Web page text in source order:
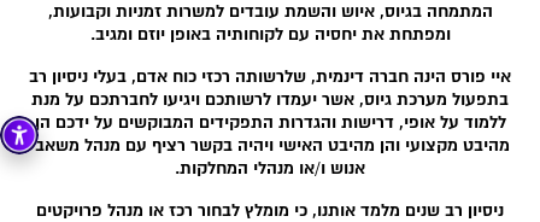
המתמחה בגיוס, איוש והשמת עובדים למשרות זמניות וקבועות,
ומפתחת את יחסיה עם לקוחותיה באופן יוזם ומגיב.
איי פורס הינה חברה דינמית, שלרשותה רכזי כוח אדם, בעלי ניסיון רב
בתפעול מערכת גיוס, אשר יעמדו לרשותכם ויגיעו לחברתכם על מנת
ללמוד על אופי, דרישות והגדרות התפקידים המבוקשים על ידכם הן
מהיבט מקצועי והן מהיבט האישי ויהיה בקשר רציף עם מנהל משאבי
אנוש ו/או מנהלי המחלקות.
ניסיון רב שנים מלמד אותנו, כי מומלץ לבחור רכז או מנהל פרויקטים